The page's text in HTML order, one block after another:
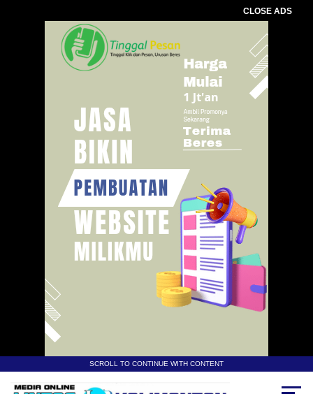
CLOSE ADS
SCROLL TO CONTINUE WITH CONTENT